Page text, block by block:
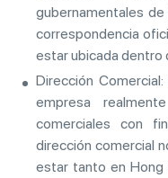
gubernamentales
correspondencia
estar ubicada dentro
Dirección
empresa
comerciales con
dirección comercial
estar tanto en Hong